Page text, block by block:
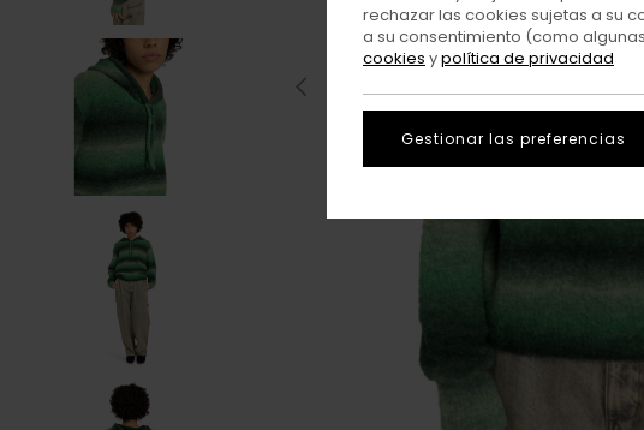
rechazar las cookies sujetas a su
a su consentimiento (como
cookies ypolítica de privacidad
Gestionar las preferencias